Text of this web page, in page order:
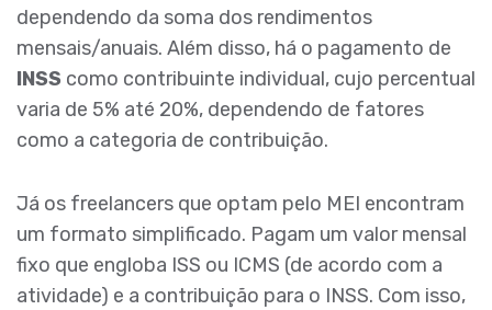
dependendo da soma dos rendimentos
mensais/anuais. Além disso, há o pagamento de
INSS como contribuinte individual, cujo percentual
varia de 5% até 20%, dependendo de fatores
como a categoria de contribuição.
Já os freelancers que optam pelo MEI encontram
um formato simplificado. Pagam um valor mensal
fixo que engloba ISS ou ICMS (de acordo com a
atividade) e a contribuição para o INSS. Com isso,